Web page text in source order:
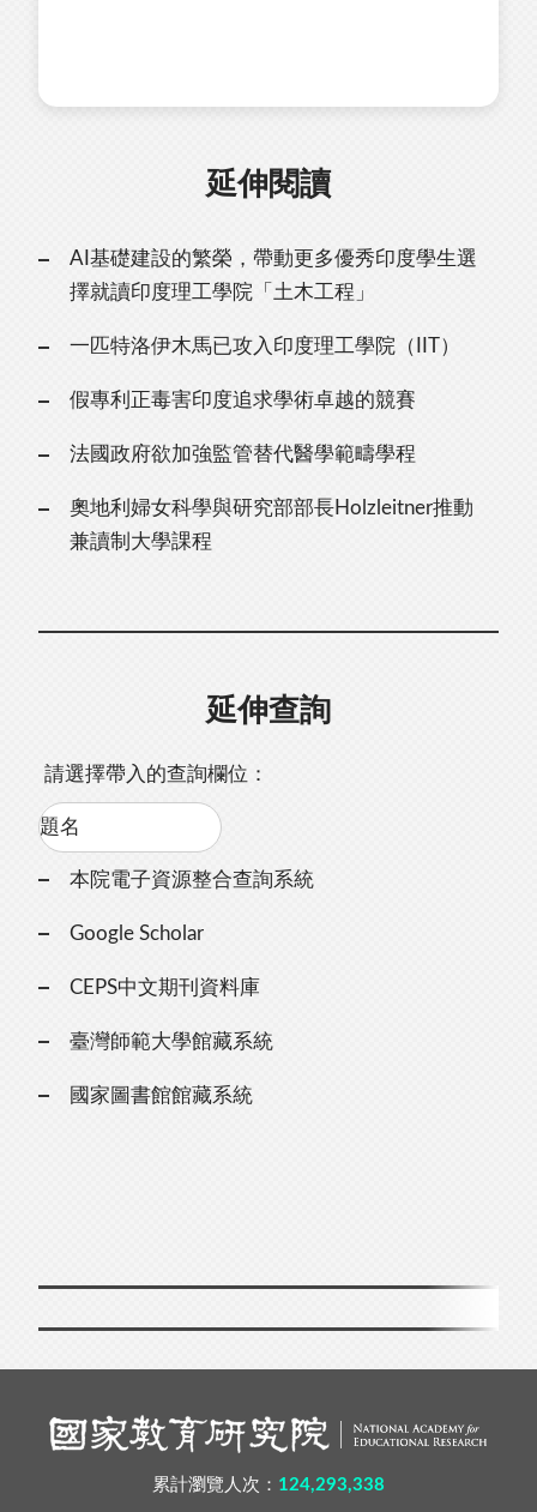
延伸閱讀
AI基礎建設的繁榮，帶動更多優秀印度學生選
擇就讀印度理工學院「土木工程」
一匹特洛伊木馬已攻入印度理工學院（IIT）
假專利正毒害印度追求學術卓越的競賽
法國政府欲加強監管替代醫學範疇學程
奧地利婦女科學與研究部部長Holzleitner推動
兼讀制大學課程
延伸查詢
請選擇帶入的查詢欄位：
本院電子資源整合查詢系統
Google Scholar
CEPS中文期刊資料庫
臺灣師範大學館藏系統
國家圖書館館藏系統
累計瀏覽人次： 124,293,338